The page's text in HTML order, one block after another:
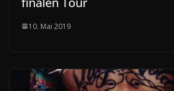
10. Mai 2019